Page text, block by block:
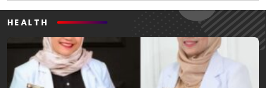
HEALTH